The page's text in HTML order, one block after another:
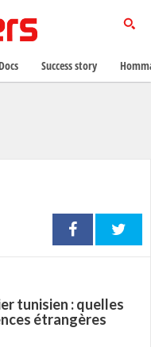
tunisien : quelles
étrangères
Success story